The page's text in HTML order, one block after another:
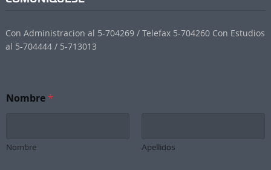
Con Administracion al 5-704269 / Telefax 5-704260 Con Estudios
al 5-704444 / 5-713013
o
o
Nombre*
Nombre Apellidos